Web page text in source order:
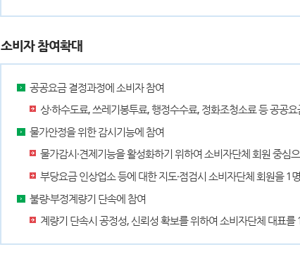
소비자 참여확대
공공요금 결정과정에 소비자 참여
상·하수도료, 쓰레기봉투료, 행정수수료, 정화조청소료 등 공공
물가안정을 위한 감시기능에 참여
물가감시·견제기능을 활성화하기 위하여 소비자단체 회원 중심
부당요금 인상업소 등에 대한 지도·점검시 소비자단체 회원을 1
불량·부정계량기 단속에 참여
계량기 단속시 공정성, 신뢰성 확보를 위하여 소비자단체 대표